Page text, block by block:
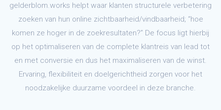
gelderblom.works helpt waar klanten structurele verbetering
zoeken van hun online zichtbaarheid/vindbaarheid; “hoe
komen ze hoger in de zoekresultaten?” De focus ligt hierbij
op het optimaliseren van de complete klantreis van lead tot
en met conversie en dus het maximaliseren van de winst.
Ervaring, flexibiliteit en doelgerichtheid zorgen voor het
noodzakelijke duurzame voordeel in deze branche.